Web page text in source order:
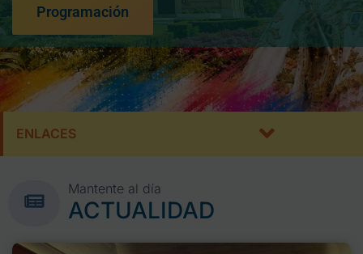
Programación
ENLACES
Mantente al día
ACTUALIDAD